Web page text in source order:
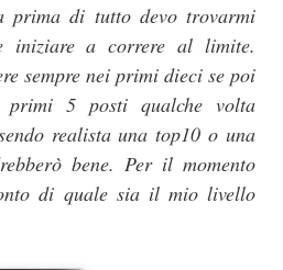
prima di tutto devo trovarmi
iniziare a correre al limite.
sempre nei primi dieci se poi
5 posti qualche volta
realista una top10 o una
bene. Per il momento
di quale sia il mio livello